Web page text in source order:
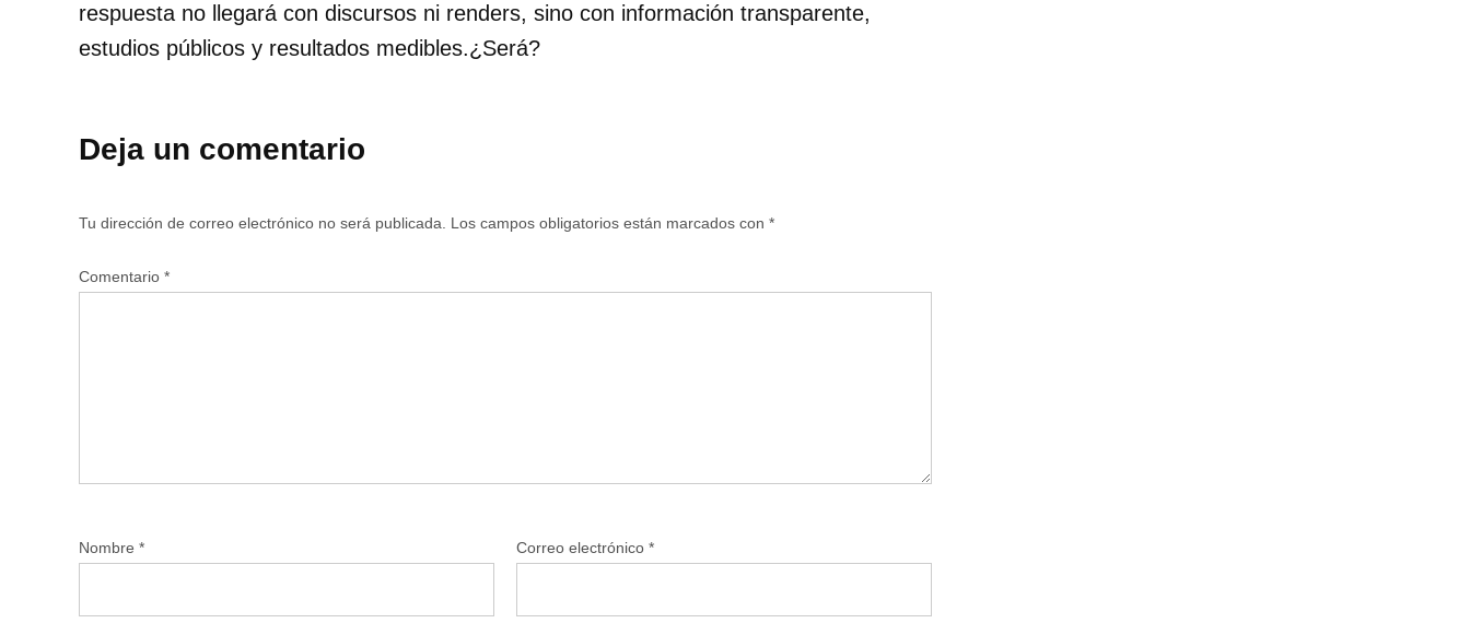
respuesta no llegará con discursos ni renders, sino con información transparente,
estudios públicos y resultados medibles.¿Será?
Deja un comentario
Tu dirección de correo electrónico no será publicada. Los campos obligatorios están marcados con *
Comentario *
Nombre * Correo electrónico *